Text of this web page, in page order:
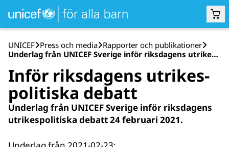
UNICEF Press och media Rapporter och publikationer
Underlag från UNICEF Sverige inför riks­dagens utrikes­politiska debatt 24 februari 2021
Inför riks­dagens utrikes­
politiska debatt
Underlag från UNICEF Sverige inför riks­dagens
utrikes­politiska debatt 24 februari 2021.